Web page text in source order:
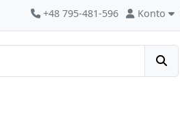
+48 795-481-596 Konto